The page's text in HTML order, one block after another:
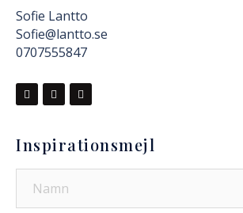
Sofie Lantto
Sofie@lantto.se
0707555847
Inspirationsmejl